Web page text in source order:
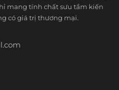
mang tính chất sưu tầm kiến
có giá trị thương mại.